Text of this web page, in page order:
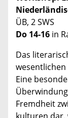
ÜB, 2 SWS
Do 14-16 in
Das
Eine
Fremdheit